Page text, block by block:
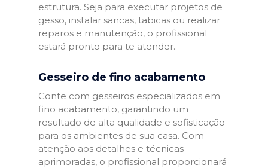
estrutura. Seja para executar projetos de
gesso, instalar sancas, tabicas ou realizar
reparos e manutenção, o profissional
estará pronto para te atender.
Gesseiro de fino acabamento
Conte com gesseiros especializados em
fino acabamento, garantindo um
resultado de alta qualidade e sofisticação
para os ambientes de sua casa. Com
atenção aos detalhes e técnicas
aprimoradas, o profissional proporcionará